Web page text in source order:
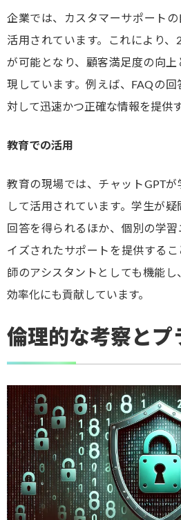
企業では、カスタマーサポート
活用されています。これにより
が可能となり、顧客満足度の向
現しています。例えば、FAQの
対して迅速かつ正確な情報を提供
教育での活用
教育の現場では、チャットGPT
して活用されています。学生が
回答を得られるほか、個別の学
イズされたサポートを提供する
師のアシスタントとしても機能
効率化にも貢献しています。
倫理的な考察とプ